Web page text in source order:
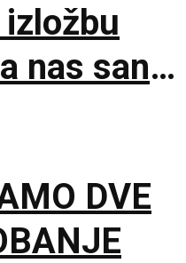
nas san“
DVE